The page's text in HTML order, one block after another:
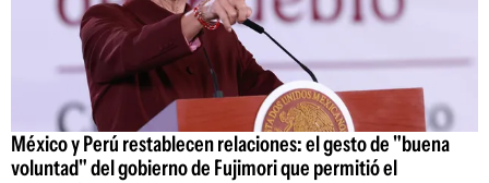
México y Perú restablecen relaciones: el gesto de "buena
voluntad" del gobierno de Fujimori que permitió el